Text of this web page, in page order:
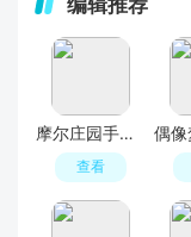
摩尔庄园手游官方版
查看